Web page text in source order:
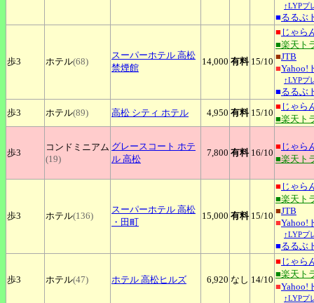
↑LYPプ
■るるぶ
歩3 ホテル(68)
スーパーホテル 高松
禁煙館
14,000 有料 15/10
■ じゃら
■楽天ト
■JTB
■Yahoo!
↑LYPプ
■るるぶ
歩3
ホテル(89) 高松 シティ ホテル 4,950 有料 15/10
■ じゃら
■楽天ト
歩3
コンドミニアム
(19)
グレースコート ホテ
ル 高松
7,800 有料 16/10
■ じゃら
■楽天ト
歩3 ホテル(136)
スーパーホテル 高松
・田町
15,000 有料 15/10
■ じゃら
■楽天ト
■JTB
■Yahoo!
↑LYPプ
■るるぶ
歩3 ホテル(47) ホテル 高松ヒルズ 6,920 なし 14/10
■ じゃら
■楽天ト
■Yahoo!
↑LYPプ